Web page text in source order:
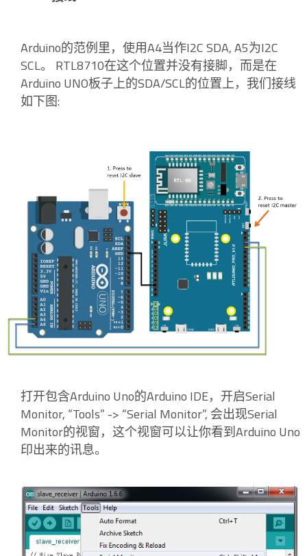
Arduino的范例里，使用A4当作I2C SDA, A5为I2C
SCL。 RTL8710在这个位置并没有接脚，而是在
Arduino UNO板子上的SDA/SCL的位置上，我们接线
如下图:
打开包含Arduino Uno的Arduino IDE，开启Serial
Monitor, “Tools” -> “Serial Monitor”, 会出现Serial
Monitor的视窗，这个视窗可以让你看到Arduino Uno
印出来的讯息。